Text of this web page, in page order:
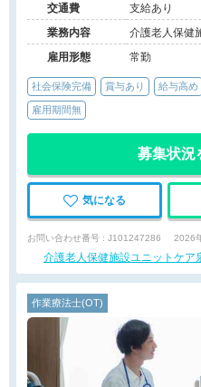
交通費
支給あり
業務内容
介護老人保健
雇用形態
常勤
社会保険完備 賞与あり 給与高め
雇用期間無
募集状況
気になる
お問い合わせ番号 : J101247286 2026
介護老人保健施設ユニットケア
作業療法士(OT)